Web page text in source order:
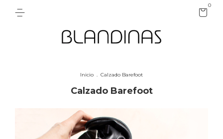
0
Inicio . Calzado Barefoot
Calzado Barefoot